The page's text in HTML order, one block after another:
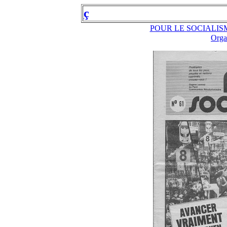
ç
POUR LE